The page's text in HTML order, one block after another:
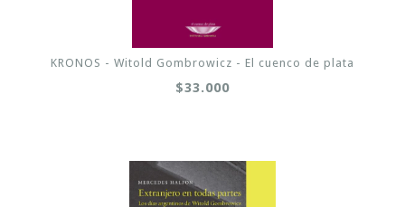
KRONOS - Witold Gombrowicz - El cuenco de plata
$33.000